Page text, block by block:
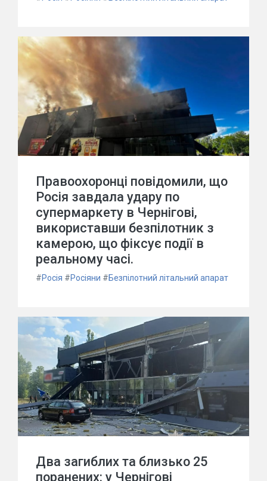
Правоохоронці повідомили, що
Росія завдала удару по
супермаркету в Чернігові,
використавши безпілотник з
камерою, що фіксує події в
реальному часі.
#Росія #Росіяни #Безпілотний літальний апарат
Два загиблих та близько 25
поранених: у Чернігові